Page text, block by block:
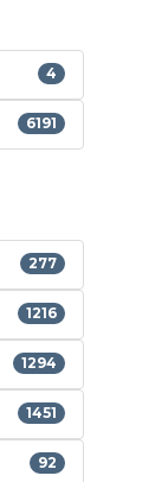
4
6191
277
1216
1294
1451
92